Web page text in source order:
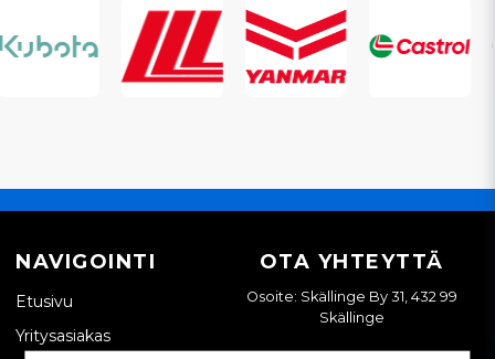
NAVIGOINTI
Etusivu
Yritysasiakas
OTA YHTEYTTÄ
Osoite: Skällinge By 31, 432 99
Skällinge